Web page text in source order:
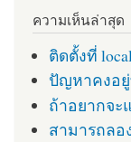
ความเห็นล่าสุด
ติดตั้งที่
ปัญหาคงอยู่
ถ้าอยากจะ
สามารถลอ